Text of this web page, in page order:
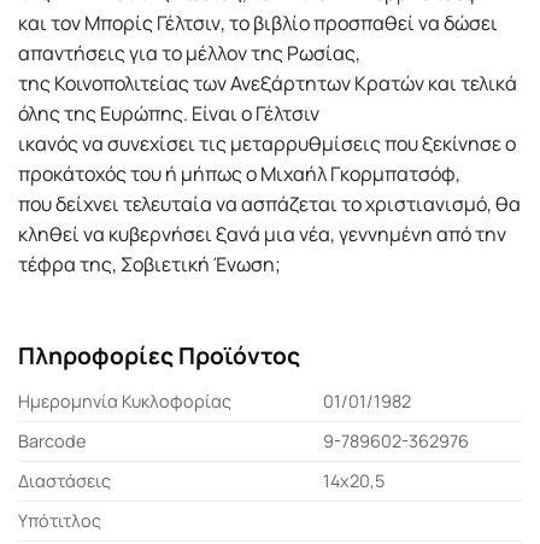
και τον Μπορίς Γέλτσιν, το βιβλίο προσπαθεί να δώσει
απαντήσεις για το μέλλον της Ρωσίας,
της Κοινοπολιτείας των Ανεξάρτητων Κρατών και τελικά
όλης της Ευρώπης. Είναι ο Γέλτσιν
ικανός να συνεχίσει τις μεταρρυθμίσεις που ξεκίνησε ο
προκάτοχός του ή μήπως ο Μιχαήλ Γκορμπατσόφ,
που δείχνει τελευταία να ασπάζεται το χριστιανισμό, θα
κληθεί να κυβερνήσει ξανά μια νέα, γεννημένη από την
τέφρα της, Σοβιετική Ένωση;
Πληροφορίες Προϊόντος
Ημερομηνία Κυκλοφορίας
01/01/1982
Barcode
9-789602-362976
Διαστάσεις
14x20,5
Υπότιτλος